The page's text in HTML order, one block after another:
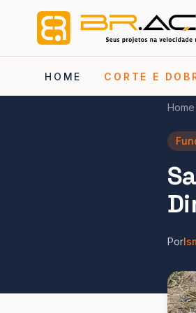
HOME CORTE E
Home
Por